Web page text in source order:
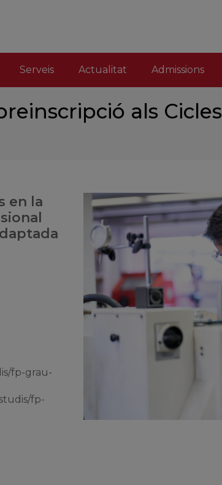
Serveis Actualitat Admissions
als Cicles
en la
fp-grau-
fp-